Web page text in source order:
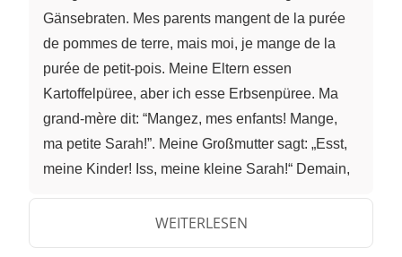
Gänsebraten. Mes parents mangent de la purée
de pommes de terre, mais moi, je mange de la
purée de petit-pois. Meine Eltern essen
Kartoffelpüree, aber ich esse Erbsenpüree. Ma
grand-mère dit: “Mangez, mes enfants! Mange,
ma petite Sarah!”. Meine Großmutter sagt: „Esst,
meine Kinder! Iss, meine kleine Sarah!“ Demain,
Morgen werden wir Salat und Obst essen. Mais
aujourd’hui, nous mangeons comme des dieux.
WEITERLESEN